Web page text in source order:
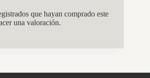
que hayan comprado este
una valoración.
virtual · En línea